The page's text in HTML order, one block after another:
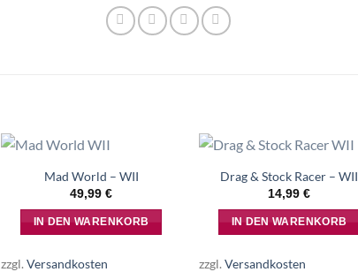
Mad World – WII
49,99 €
IN DEN WARENKORB
zzgl. Versandkosten
Drag & Stock Racer – WII
14,99 €
IN DEN WARENKORB
zzgl. Versandkosten